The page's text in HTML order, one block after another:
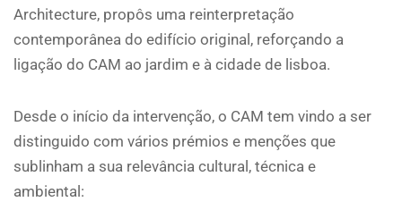
Architecture, propôs uma reinterpretação
contemporânea do edifício original, reforçando a
ligação do CAM ao jardim e à cidade de lisboa.
Desde o início da intervenção, o CAM tem vindo a ser
distinguido com vários prémios e menções que
sublinham a sua relevância cultural, técnica e
ambiental: